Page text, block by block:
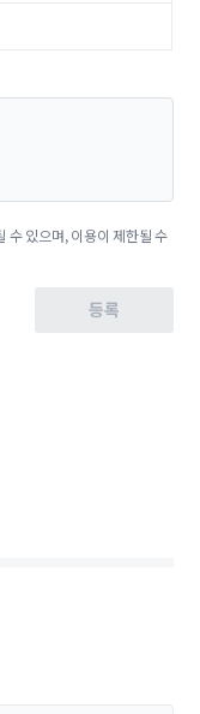
수 있으며, 이용이 제한될 수
등록